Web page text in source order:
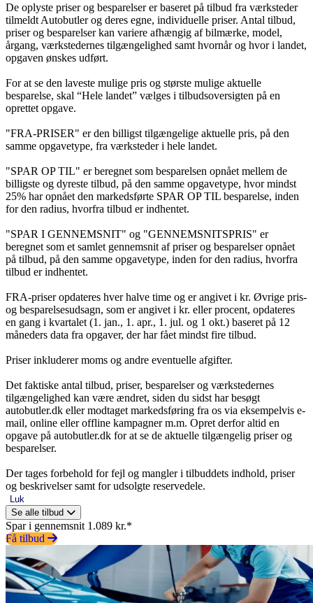
De oplyste priser og besparelser er baseret på tilbud fra værksteder
tilmeldt Autobutler og deres egne, individuelle priser. Antal tilbud,
priser og besparelser kan variere afhængig af bilmærke, model,
årgang, værkstedernes tilgængelighed samt hvornår og hvor i landet,
opgaven ønskes udført.
For at se den laveste mulige pris og største mulige aktuelle
besparelse, skal “Hele landet” vælges i tilbudsoversigten på en
oprettet opgave.
"FRA-PRISER" er den billigst tilgængelige aktuelle pris, på den
samme opgavetype, fra værksteder i hele landet.
"SPAR OP TIL" er beregnet som besparelsen opnået mellem de
billigste og dyreste tilbud, på den samme opgavetype, hvor mindst
25% har opnået den markedsførte SPAR OP TIL besparelse, inden
for den radius, hvorfra tilbud er indhentet.
"SPAR I GENNEMSNIT" og "GENNEMSNITSPRIS" er
beregnet som et samlet gennemsnit af priser og besparelser opnået
på tilbud, på den samme opgavetype, inden for den radius, hvorfra
tilbud er indhentet.
FRA-priser opdateres hver halve time og er angivet i kr. Øvrige pris-
og besparelsesudsagn, som er angivet i kr. eller procent, opdateres
en gang i kvartalet (1. jan., 1. apr., 1. jul. og 1 okt.) baseret på 12
måneders data fra opgaver, der har fået mindst fire tilbud.
Priser inkluderer moms og andre eventuelle afgifter.
Det faktiske antal tilbud, priser, besparelser og værkstedernes
tilgængelighed kan være ændret, siden du sidst har besøgt
autobutler.dk eller modtaget markedsføring fra os via eksempelvis e-
mail, online eller offline kampagner m.m. Opret derfor altid en
opgave på autobutler.dk for at se de aktuelle tilgængelig priser og
besparelser.
Der tages forbehold for fejl og mangler i tilbuddets indhold, priser
og beskrivelser samt for udsolgte reservedele.
Luk
Se alle tilbud
Spar i gennemsnit 1.089 kr.*
Få tilbud